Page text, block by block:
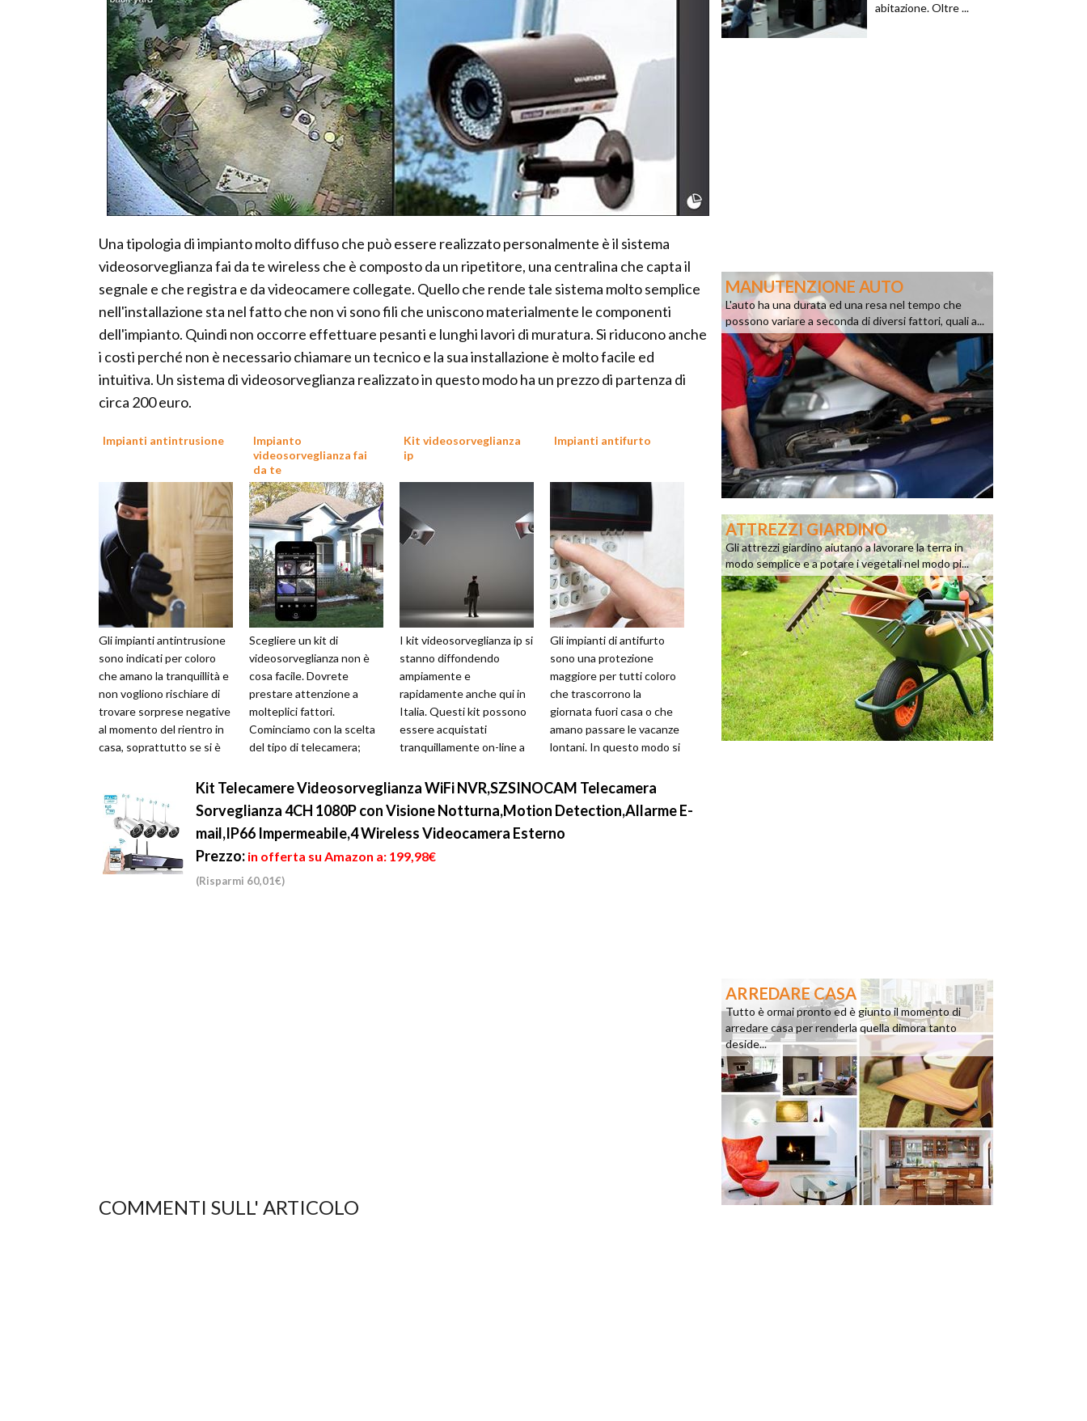
Una tipologia di impianto molto diffuso che può essere realizzato personalmente è il sistema
videosorveglianza fai da te wireless che è composto da un ripetitore, una centralina che capta il
segnale e che registra e da videocamere collegate. Quello che rende tale sistema molto semplice
nell'installazione sta nel fatto che non vi sono fili che uniscono materialmente le componenti
dell'impianto. Quindi non occorre effettuare pesanti e lunghi lavori di muratura. Si riducono anche
i costi perché non è necessario chiamare un tecnico e la sua installazione è molto facile ed
intuitiva. Un sistema di videosorveglianza realizzato in questo modo ha un prezzo di partenza di
circa 200 euro.
Impianti antintrusione
Gli impianti antintrusione
sono indicati per coloro
che amano la tranquillità e
non vogliono rischiare di
trovare sorprese negative
al momento del rientro in
casa, soprattutto se si è
Impianto
videosorveglianza fai
da te
Scegliere un kit di
videosorveglianza non è
cosa facile. Dovrete
prestare attenzione a
molteplici fattori.
Cominciamo con la scelta
del tipo di telecamera;
impianto di videoso...
Kit videosorveglianza
ip
I kit videosorveglianza ip si
stanno diffondendo
ampiamente e
rapidamente anche qui in
Italia. Questi kit possono
essere acquistati
tranquillamente on-line a
successivamente
Impianti antifurto
Gli impianti di antifurto
sono una protezione
maggiore per tutti coloro
che trascorrono la
giornata fuori casa o che
amano passare le vacanze
lontani. In questo modo si
i...
Kit Telecamere Videosorveglianza WiFi NVR,SZSINOCAM Telecamera
Sorveglianza 4CH 1080P con Visione Notturna,Motion Detection,Allarme E-
mail,IP66 Impermeabile,4 Wireless Videocamera Esterno
Prezzo: in offerta su Amazon a: 199,98€
(Risparmi 60,01€)
COMMENTI SULL' ARTICOLO
abitazione. Oltre ...
MANUTENZIONE AUTO
L'auto ha una durata ed una resa nel tempo che
possono variare a seconda di diversi fattori, quali a...
ATTREZZI GIARDINO
Gli attrezzi giardino aiutano a lavorare la terra in
modo semplice e a potare i vegetali nel modo pi...
ARREDARE CASA
Tutto è ormai pronto ed è giunto il momento di
arredare casa per renderla quella dimora tanto
deside...